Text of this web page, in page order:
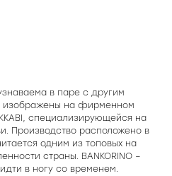
в паре с другим
изображены на фирменном
специализирующейся на
Производство расположено в
одним из топовых на
страны. BANKORINO –
в ногу со временем.